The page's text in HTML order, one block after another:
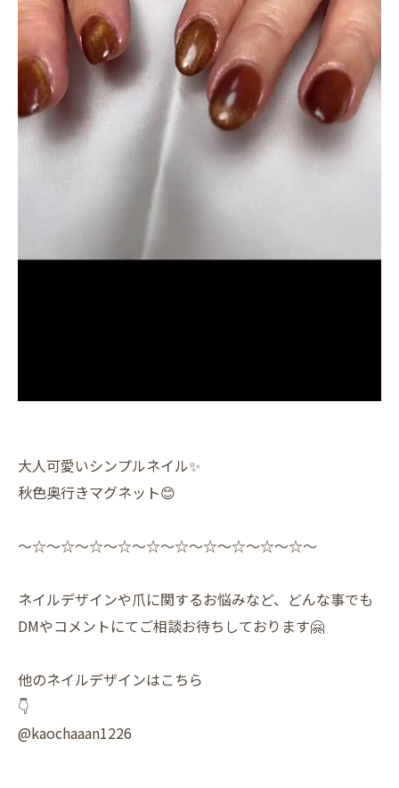
大人可愛いシンプルネイル✨️
秋色奥行きマグネット😊
〜☆〜☆〜☆〜☆〜☆〜☆〜☆〜☆〜☆〜☆〜
ネイルデザインや爪に関するお悩みなど、どんな事でも
DMやコメントにてご相談お待ちしております🤗
他のネイルデザインはこちら
👇
@kaochaaan1226